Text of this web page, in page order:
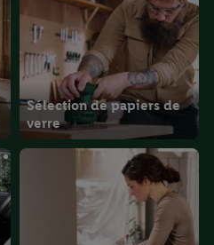
Sélection de papiers de
verre